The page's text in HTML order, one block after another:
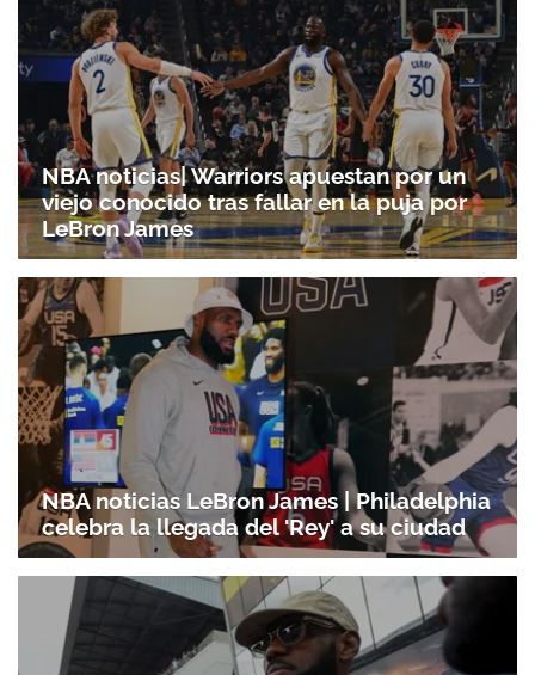
NBA noticias| Warriors apuestan por un
viejo conocido tras fallar en la puja por
LeBron James
NBA noticias LeBron James | Philadelphia
celebra la llegada del 'Rey' a su ciudad